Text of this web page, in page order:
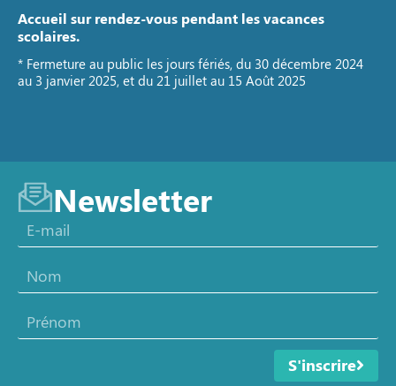
Accueil sur rendez-vous pendant les vacances
scolaires.
* Fermeture au public les jours fériés, du 30 décembre 2024
au 3 janvier 2025, et du 21 juillet au 15 Août 2025
Newsletter
S'inscrire